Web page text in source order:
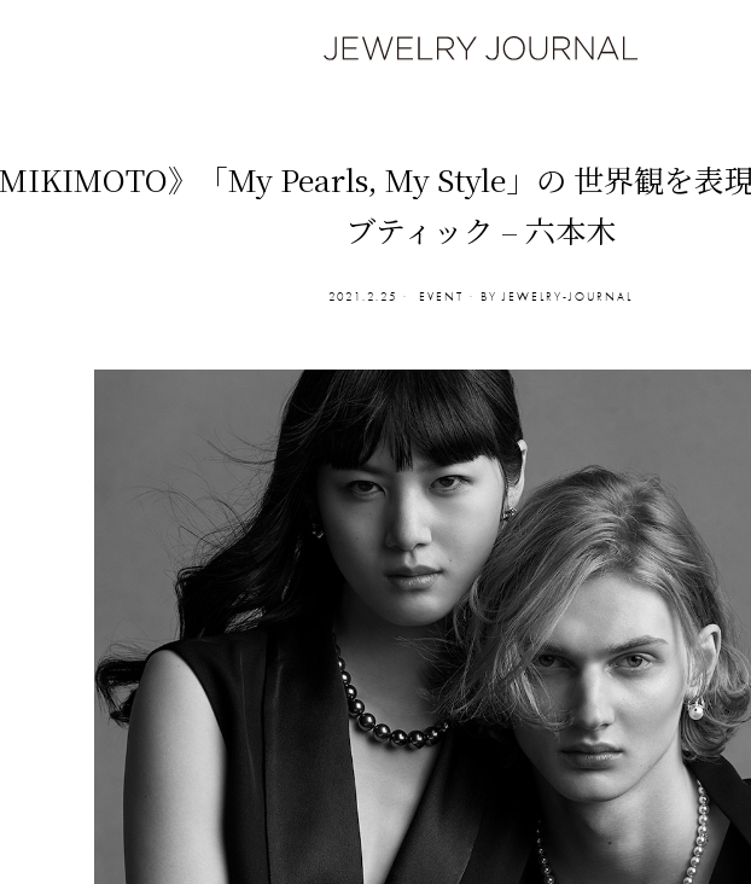
MIKIMOTO》「My Pearls, My Style」の 世界観を表
ブティック – 六本木
2021.2.25 EVENT BY JEWELRY-JOURNAL